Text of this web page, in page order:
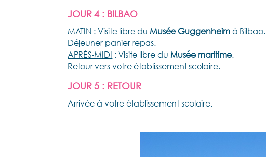
JOUR 4 : BILBAO
MATIN : Visite libre duMusée Guggenheimà Bilbao.
Déjeuner panier repas.
APRÈS-MIDI : Visite libre duMusée maritime.
Retour vers votre établissement scolaire.
JOUR 5 : RETOUR
Arrivée à votre établissement scolaire.